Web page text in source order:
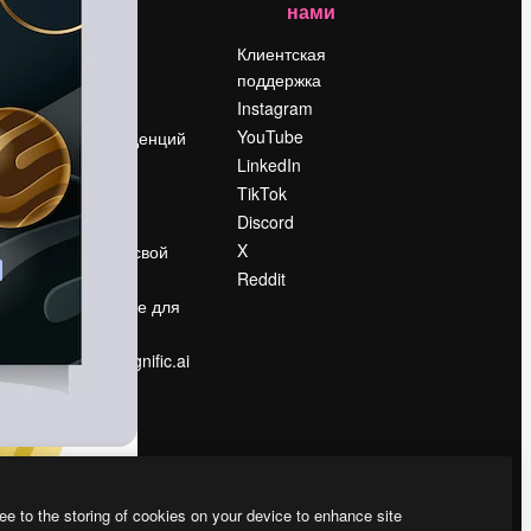
Цены
Вакансии
Поиск тенденций
Блог
События
Slidesgo
Продайте свой
контент
Помещение для
Ищете magnific.ai
нами
Клиентская
поддержка
Instagram
YouTube
LinkedIn
TikTok
Discord
X
Reddit
to the storing of cookies on your device to enhance site